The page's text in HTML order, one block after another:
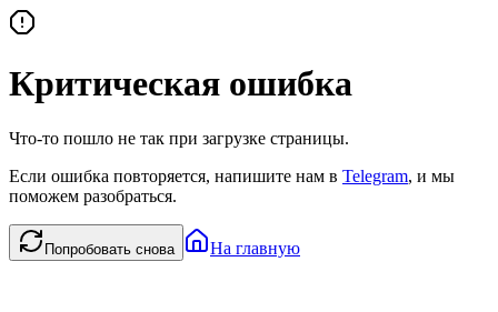
Критическая ошибка
Что-то пошло не так при загрузке страницы.
Если ошибка повторяется, напишите нам в Telegram, и мы
поможем разобраться.
Попробовать снова На главную